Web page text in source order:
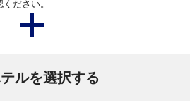
ださい。
ルを選択する